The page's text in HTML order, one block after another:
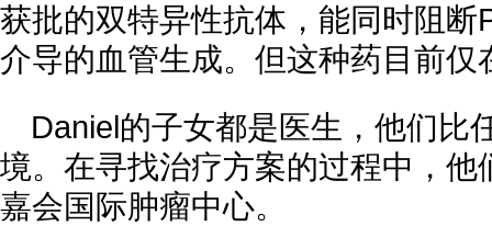
获批的双特异性抗体，能同时阻
介导的血管生成。但这种药目前仅
Daniel的子女都是医生，他们比
境。在寻找治疗方案的过程中，
嘉会国际肿瘤中心。